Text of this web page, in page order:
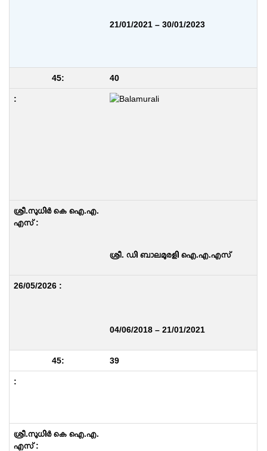
21/01/2021 – 30/01/2023
40
ശ്രീ. ഡി ബാലമുരളി ഐ.എ.എസ്
04/06/2018 – 21/01/2021
39